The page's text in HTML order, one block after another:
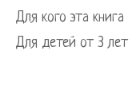
Для кого эта книга
Для детей от 3 лет